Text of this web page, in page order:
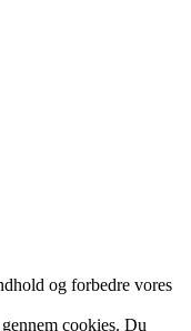
og forbedre vores
cookies. Du